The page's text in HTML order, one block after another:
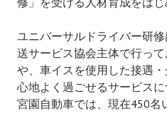
ユニバーサルドライバー研
送サービス協会主体で行っ
や、車イスを使用した接遇
心地よく過ごせるサービスに
宮園自動車では、現在450名